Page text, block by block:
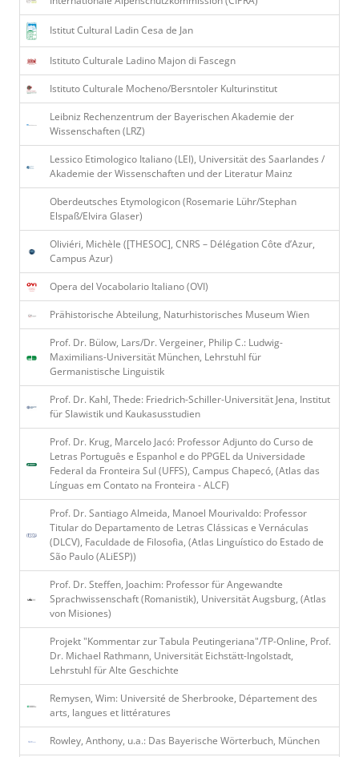
Istitut Cultural Ladin Cesa de Jan
Istituto Culturale Ladino Majon di Fascegn
Istituto Culturale Mocheno/Bersntoler Kulturinstitut
Leibniz Rechenzentrum der Bayerischen Akademie der
Wissenschaften (LRZ)
Lessico Etimologico Italiano (LEI), Universität des Saarlandes /
Akademie der Wissenschaften und der Literatur Mainz
Oberdeutsches Etymologicon (Rosemarie Lühr/Stephan
Elspaß/Elvira Glaser)
Oliviéri, Michèle ([THESOC], CNRS – Délégation Côte d’Azur,
Campus Azur)
Opera del Vocabolario Italiano (OVI)
Prähistorische Abteilung, Naturhistorisches Museum Wien
Prof. Dr. Bülow, Lars/Dr. Vergeiner, Philip C.: Ludwig-
Maximilians-Universität München, Lehrstuhl für
Germanistische Linguistik
Prof. Dr. Kahl, Thede: Friedrich-Schiller-Universität Jena, Institut
für Slawistik und Kaukasusstudien
Prof. Dr. Krug, Marcelo Jacó: Professor Adjunto do Curso de
Letras Português e Espanhol e do PPGEL da Universidade
Federal da Fronteira Sul (UFFS), Campus Chapecó, (Atlas das
Línguas em Contato na Fronteira - ALCF)
Prof. Dr. Santiago Almeida, Manoel Mourivaldo: Professor
Titular do Departamento de Letras Clássicas e Vernáculas
(DLCV), Faculdade de Filosofia, (Atlas Linguístico do Estado de
São Paulo (ALiESP))
Prof. Dr. Steffen, Joachim: Professor für Angewandte
Sprachwissenschaft (Romanistik), Universität Augsburg, (Atlas
von Misiones)
Projekt "Kommentar zur Tabula Peutingeriana"/TP-Online, Prof.
Dr. Michael Rathmann, Universität Eichstätt-Ingolstadt,
Lehrstuhl für Alte Geschichte
Remysen, Wim: Université de Sherbrooke, Département des
arts, langues et littératures
Rowley, Anthony, u.a.: Das Bayerische Wörterbuch, München